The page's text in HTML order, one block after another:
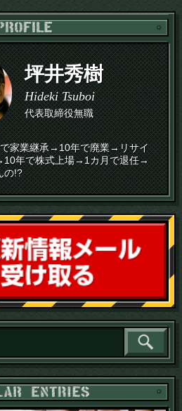
坪井秀樹
Hideki Tsuboi
代表取締役無職
家業継承→10年で廃業→リサイ
年で株式上場→1カ月で退任→
の!?
読